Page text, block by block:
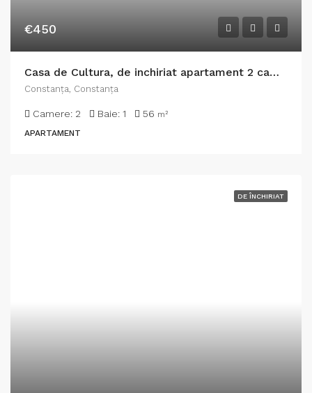
€450
Casa de Cultura, de inchiriat apartament 2 camere, gaze, termen lung
Constanţa, Constanța
Camere: 2 Baie: 1 56 m²
APARTAMENT
DE ÎNCHIRIAT